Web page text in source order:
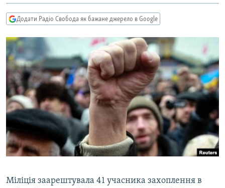
Перейти
до
КУЛЬТУРА
СПОРТ
УКРАЇНА
СВІТ
КРИМ.РЕАЛІЇ
ТИ ЯК?
СХЕМИ
ПРИАЗОВ’Я
КИТАЙ.ВИКЛИКИ
МУЛЬТИМЕДІА
ФОТО
СПЕЦПРОЄКТИ
Додати Радіо Свобода як бажане джерело в Google
Міліція заарештувала 41 учасника захоплення в